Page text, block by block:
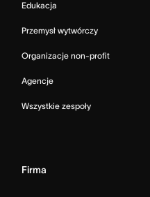
Edukacja
Przemysł wytwórczy
Organizacje non-profit
Agencje
Wszystkie zespoły
Firma